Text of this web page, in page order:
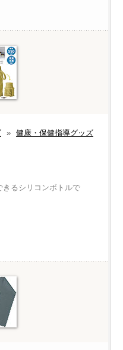
» 健康・保健指導グッズ
るシリコンボトルで